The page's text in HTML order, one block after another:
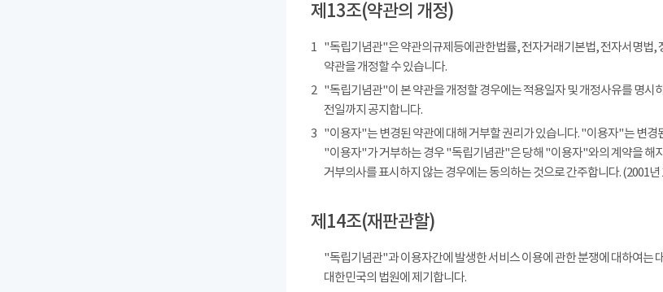
제13조(약관의 개정)
1 "독립기념관"은 약관의규제등에관한법률, 전자거래기본법, 전자서명법,
약관을 개정할 수 있습니다.
2 "독립기념관"이 본 약관을 개정할 경우에는 적용일자 및 개정사유를 명
전일까지 공지합니다.
3 "이용자"는 변경된 약관에 대해 거부할 권리가 있습니다. "이용자"는 변
"이용자"가 거부하는 경우 "독립기념관"은 당해 "이용자"와의 계약을 해
거부의사를 표시하지 않는 경우에는 동의하는 것으로 간주합니다. (2001년
제14조(재판관할)
"독립기념관"과 이용자간에 발생한 서비스 이용에 관한 분쟁에 대하여는
대한민국의 법원에 제기합니다.